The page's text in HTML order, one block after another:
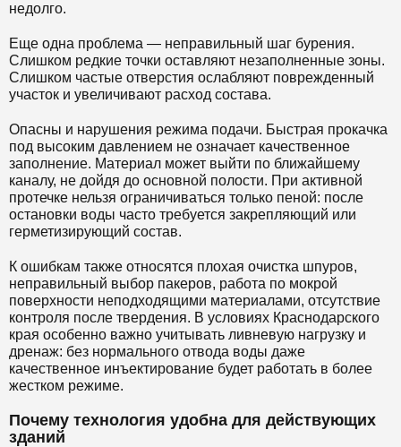
недолго.
Еще одна проблема — неправильный шаг бурения.
Слишком редкие точки оставляют незаполненные зоны.
Слишком частые отверстия ослабляют поврежденный
участок и увеличивают расход состава.
Опасны и нарушения режима подачи. Быстрая прокачка
под высоким давлением не означает качественное
заполнение. Материал может выйти по ближайшему
каналу, не дойдя до основной полости. При активной
протечке нельзя ограничиваться только пеной: после
остановки воды часто требуется закрепляющий или
герметизирующий состав.
К ошибкам также относятся плохая очистка шпуров,
неправильный выбор пакеров, работа по мокрой
поверхности неподходящими материалами, отсутствие
контроля после твердения. В условиях Краснодарского
края особенно важно учитывать ливневую нагрузку и
дренаж: без нормального отвода воды даже
качественное инъектирование будет работать в более
жестком режиме.
Почему технология удобна для действующих
зданий